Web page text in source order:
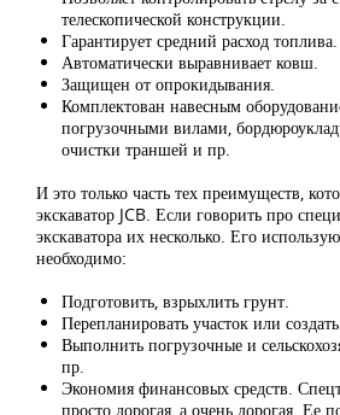
телескопической конструкции.
Гарантирует средний расход топлива.
Автоматически выравнивает ковш.
Защищен от опрокидывания.
Комплектован навесным
погрузочными вилами,
очистки траншей и пр.
И это только часть тех преимуществ,
экскаватор JCB. Если говорить про
экскаватора их несколько. Его
необходимо:
Подготовить, взрыхлить грунт.
Перепланировать участок или
Выполнить погрузочные и
пр.
Экономия финансовых средств.
просто дорогая, а очень дорогая. Ее